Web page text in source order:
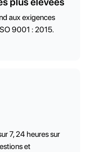
aux exigences
9001 : 2015.
7, 24 heures sur
et